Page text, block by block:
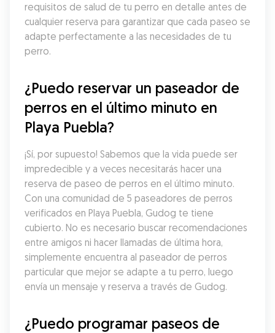
requisitos de salud de tu perro en detalle antes de
cualquier reserva para garantizar que cada paseo se
adapte perfectamente a las necesidades de tu
perro.
¿Puedo reservar un paseador de
perros en el último minuto en
Playa Puebla?
¡Sí, por supuesto! Sabemos que la vida puede ser
impredecible y a veces necesitarás hacer una
reserva de paseo de perros en el último minuto.
Con una comunidad de 5 paseadores de perros
verificados en Playa Puebla, Gudog te tiene
cubierto. No es necesario buscar recomendaciones
entre amigos ni hacer llamadas de última hora,
simplemente encuentra al paseador de perros
particular que mejor se adapte a tu perro, luego
envía un mensaje y reserva a través de Gudog.
¿Puedo programar paseos de